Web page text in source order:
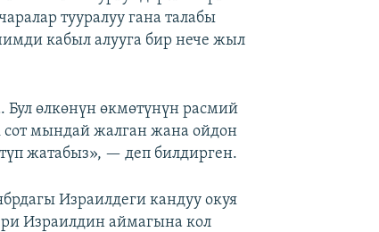
тууралуу гана талабы
кабыл алууга бир нече жыл
Бул өлкөнүн өкмөтүнүн расмий
сот мындай жалган жана ойдон
жатабыз», — деп билдирген.
Израилдеги кандуу окуя
Израилдин аймагына кол